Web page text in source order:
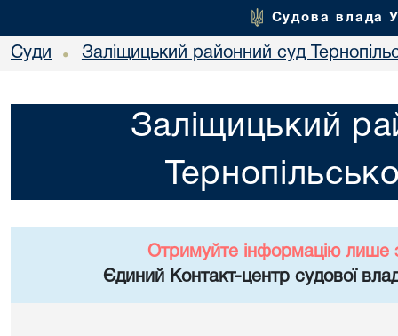
Судова влада
Суди • Заліщицький районний суд
Заліщицький
Отримуйте інформацію лише
Єдиний Контакт-центр судової